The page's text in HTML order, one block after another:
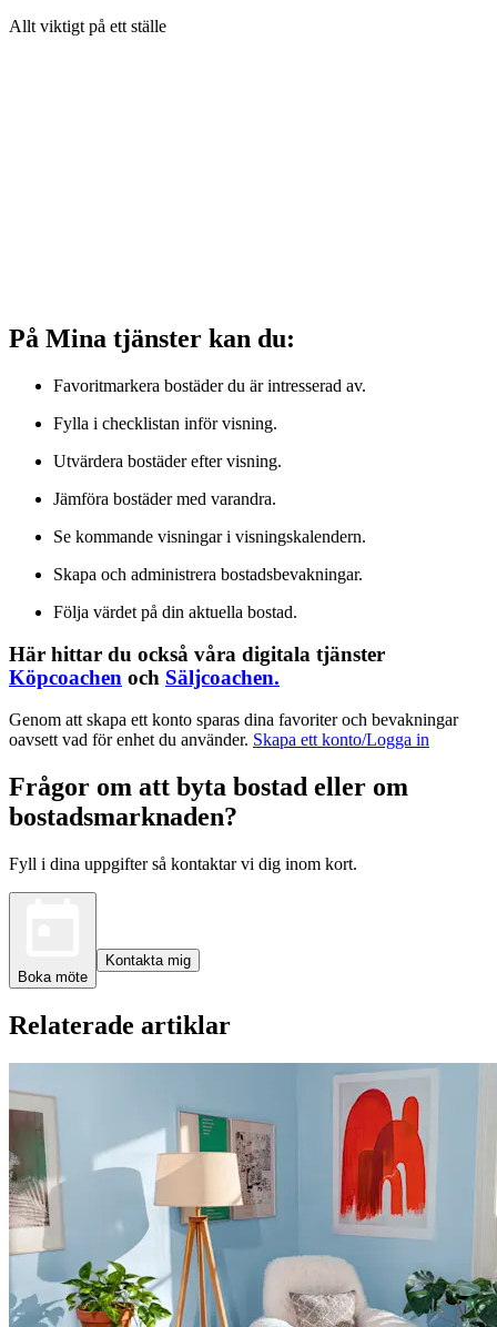
Allt viktigt på ett ställe
På Mina tjänster kan du:
Favoritmarkera bostäder du är intresserad av.
Fylla i checklistan inför visning.
Utvärdera bostäder efter visning.
Jämföra bostäder med varandra.
Se kommande visningar i visningskalendern.
Skapa och administrera bostadsbevakningar.
Följa värdet på din aktuella bostad.
Här hittar du också våra digitala tjänster
Köpcoachen och Säljcoachen.
Genom att skapa ett konto sparas dina favoriter och bevakningar
oavsett vad för enhet du använder. Skapa ett konto/Logga in
Frågor om att byta bostad eller om
bostadsmarknaden?
Fyll i dina uppgifter så kontaktar vi dig inom kort.
Boka möte
Kontakta mig
Relaterade artiklar